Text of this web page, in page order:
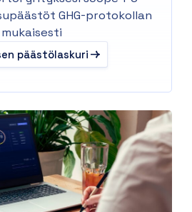
GHG-protokollan
mukaisesti
päästölaskuri